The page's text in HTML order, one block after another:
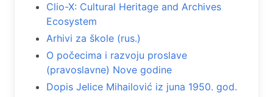
Clio-X: Cultural Heritage and Archives
Ecosystem
Arhivi za škole (rus.)
O počecima i razvoju proslave
(pravoslavne) Nove godine
Dopis Jelice Mihailović iz juna 1950. god.